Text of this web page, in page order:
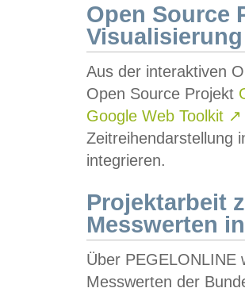
Open Source
Visualisierung
Aus der interaktiven
Open Source Projekt
Google Web Toolkit ↗
Zeitreihendarstellung
integrieren.
Projektarbeit
Messwerten
Über PEGELONLINE
Messwerten der